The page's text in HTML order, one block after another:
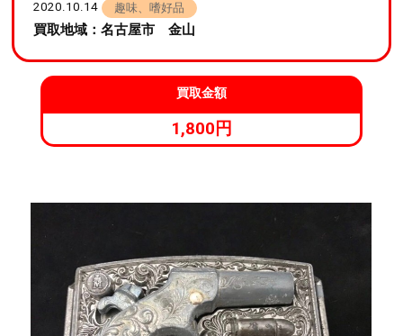
2020.10.14 趣味、嗜好品
買取地域：名古屋市 金山
買取金額
1,800円